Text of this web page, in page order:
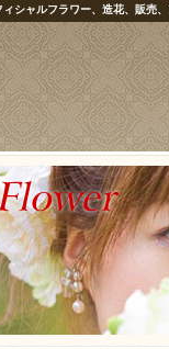
シャルフラワー、造花、販売